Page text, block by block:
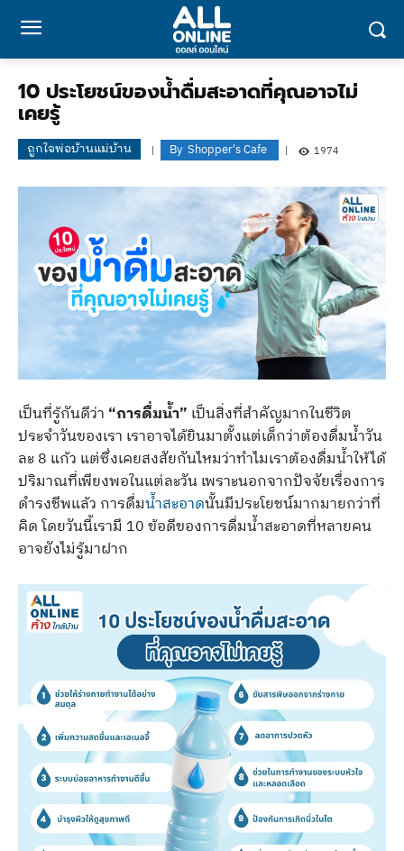
10 ประโยชน์ของน้ำดื่มสะอาดที่คุณอาจไม่
เคยรู้
ถูกใจพ่อบ้านแม่บ้าน By Shopper's Cafe 1974
เป็นที่รู้กันดีว่า “การดื่มน้ำ” เป็นสิ่งที่สำคัญมากในชีวิต
ประจำวันของเรา เราอาจได้ยินมาตั้งแต่เด็กว่าต้องดื่มน้ำวัน
ละ 8 แก้ว แต่ซึ่งเคยสงสัยกันไหมว่าทำไมเราต้องดื่มน้ำให้ได้
ปริมาณที่เพียงพอในแต่ละวัน เพราะนอกจากปัจจัยเรื่องการ
ดำรงชีพแล้ว การดื่มน้ำสะอาดนั้นมีประโยชน์มากมายกว่าที่
คิด โดยวันนี้เรามี 10 ข้อดีของการดื่มน้ำสะอาดที่หลายคน
อาจยังไม่รู้มาฝาก